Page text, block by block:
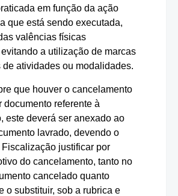
em função da ação
que está sendo executada,
valências físicas
a utilização de marcas
atividades ou modalidades.
que houver o cancelamento
documento referente à
este deverá ser anexado ao
lavrado, devendo o
justificar por
do cancelamento, tanto no
cancelado quanto
o substituir, sob a rubrica e